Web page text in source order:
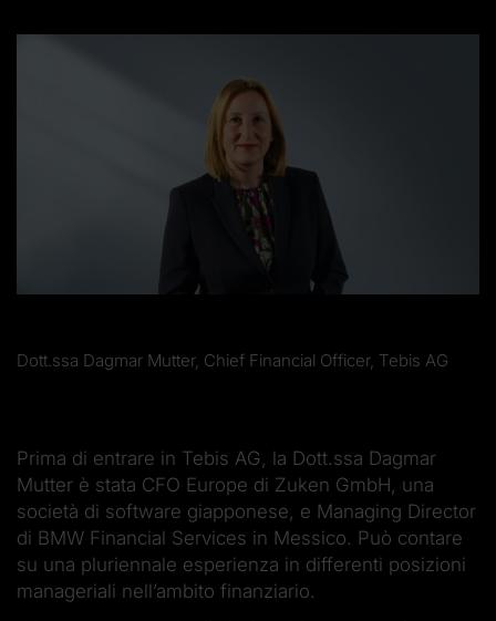
Dott.ssa Dagmar Mutter, Chief Financial Officer, Tebis AG
Prima di entrare in Tebis AG, la Dott.ssa Dagmar
Mutter è stata CFO Europe di Zuken GmbH, una
società di software giapponese, e Managing Director
di BMW Financial Services in Messico. Può contare
su una pluriennale esperienza in differenti posizioni
manageriali nell’ambito finanziario.